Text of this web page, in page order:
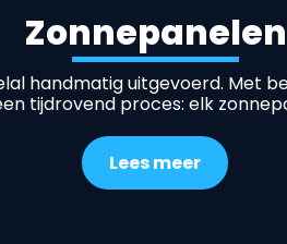
Zonnepanelen
handmatig uitgevoerd. Met
tijdrovend proces: elk
Lees meer